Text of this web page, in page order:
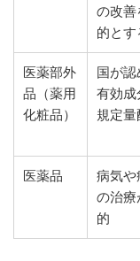
の改善
的とす
医薬部外
品（薬用
化粧品）
国が認
有効成
規定量
医薬品
病気や
の治療
的